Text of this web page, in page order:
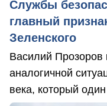
Службы
главный
Зеленского
Василий Прозоров
аналогичной
века, который